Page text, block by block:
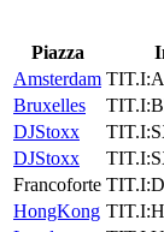
Piazza
Amsterdam
Bruxelles
DJStoxx
DJStoxx
Francoforte
HongKong